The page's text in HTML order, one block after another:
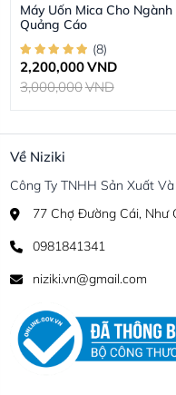
Máy Uốn Mica Cho Ngành
Quảng Cáo
(8)
2,200,000VND
3,000,000VND
Về Niziki
Công Ty TNHH Sản Xuất
77 Chợ Đường Cái, Như
0981841341
niziki.vn@gmail.com